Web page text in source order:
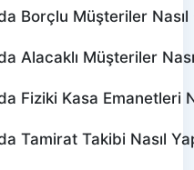
Borçlu Müşteriler Nasıl
Alacaklı Müşteriler
Fiziki Kasa Emanetleri
Tamirat Takibi Nasıl